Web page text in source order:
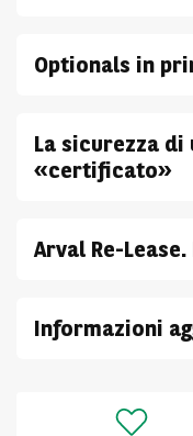
Optionals in
La sicurezza
«certificato»
Arval Re-
Informazioni